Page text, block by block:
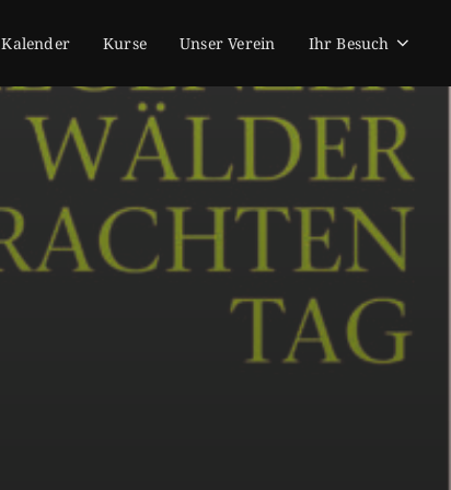
Kalender Kurse Unser Verein Ihr Besuch